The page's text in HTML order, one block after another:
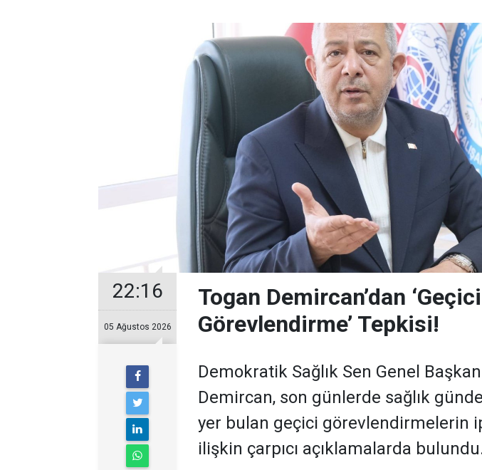
22:16
05 Ağustos 2026
Togan Demircan’dan ‘Geçici
Görevlendirme’ Tepkisi!
Demokratik Sağlık Sen Genel
Demircan, son günlerde sağlık
yer bulan geçici görevlendirmelerin
ilişkin çarpıcı açıklamalarda